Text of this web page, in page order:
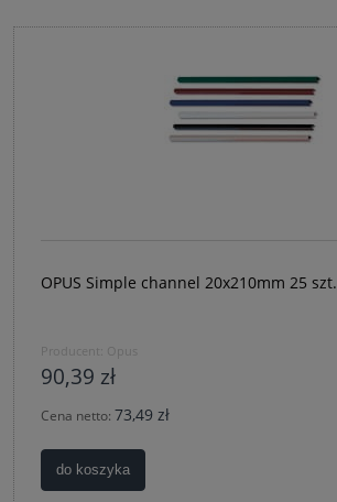
OPUS Simple channel 20x210mm 25 szt.
Producent: Opus
90,39 zł
Cena netto: 73,49 zł
do koszyka